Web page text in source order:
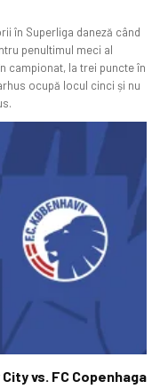
în Superliga daneză când
penultimul meci al
campionat, la trei puncte în
ocupă locul cinci și nu
vs. FC Copenhaga